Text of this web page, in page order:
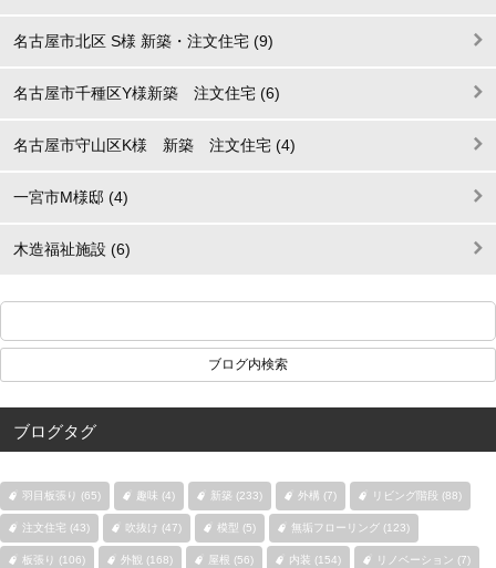
名古屋市北区 S様 新築・注文住宅 (9)
名古屋市千種区Y様新築 注文住宅 (6)
名古屋市守山区K様 新築 注文住宅 (4)
一宮市M様邸 (4)
木造福祉施設 (6)
ブログタグ
羽目板張り (65) 趣味 (4) 新築 (233) 外構 (7) リビング階段 (88)
注文住宅 (43) 吹抜け (47) 模型 (5) 無垢フローリング (123)
板張り (106) 外観 (168) 屋根 (56) 内装 (154) リノベーション (7)